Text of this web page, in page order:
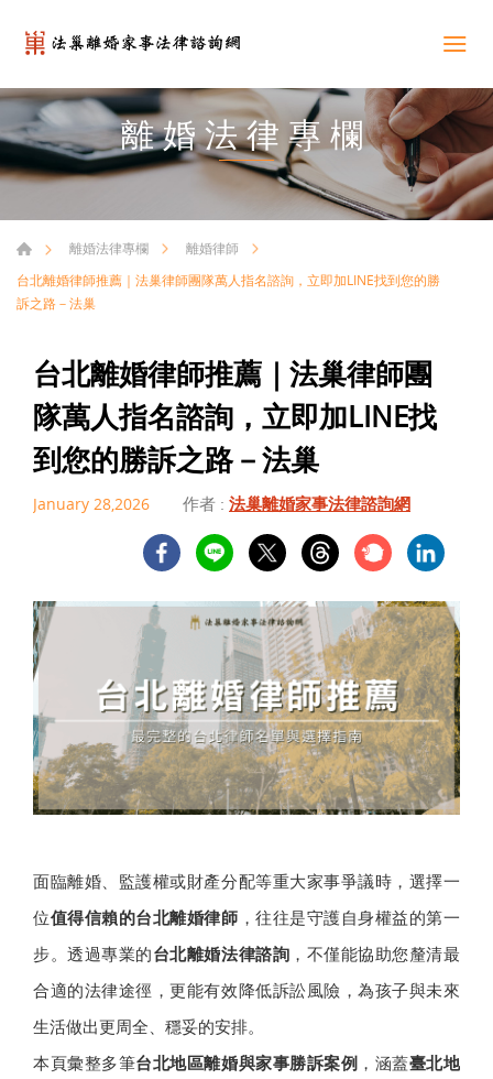
離婚法律專欄
離婚法律專欄
離婚律師
台北離婚律師推薦｜法巢律師團隊萬人指名諮詢，立即加LINE找到您的勝
訴之路－法巢
台北離婚律師推薦｜法巢律師團
隊萬人指名諮詢，立即加LINE找
到您的勝訴之路－法巢
January 28,2026 作者 : 法巢離婚家事法律諮詢網
面臨離婚、監護權或財產分配等重大家事爭議時，選擇一
位值得信賴的台北離婚律師 ，往往是守護自身權益的第一
步。透過專業的台北離婚法律諮詢 ，不僅能協助您釐清最
合適的法律途徑，更能有效降低訴訟風險，為孩子與未來
生活做出更周全、穩妥的安排。
本頁彙整多筆台北地區離婚與家事勝訴案例 ，涵蓋臺北地